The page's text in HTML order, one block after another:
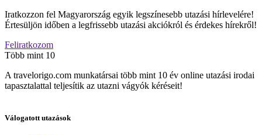
Iratkozzon fel Magyarország egyik legszínesebb utazási hírlevelére!
Értesüljön időben a legfrissebb utazási akciókról és érdekes hírekről!
Feliratkozom
Több mint 10
A travelorigo.com munkatársai több mint 10 év online utazási irodai
tapasztalattal teljesítik az utazni vágyók kéréseit!
Válogatott utazások